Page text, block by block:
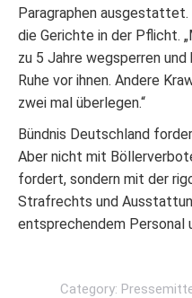
Paragraphen
die Gerichte in der Pflicht.
zu 5 Jahre wegsperren
Ruhe vor ihnen. Andere
zwei mal überlegen.“
Bündnis Deutschland
Aber nicht mit
fordert, sondern mit der
Strafrechts und
entsprechendem Personal
Category: